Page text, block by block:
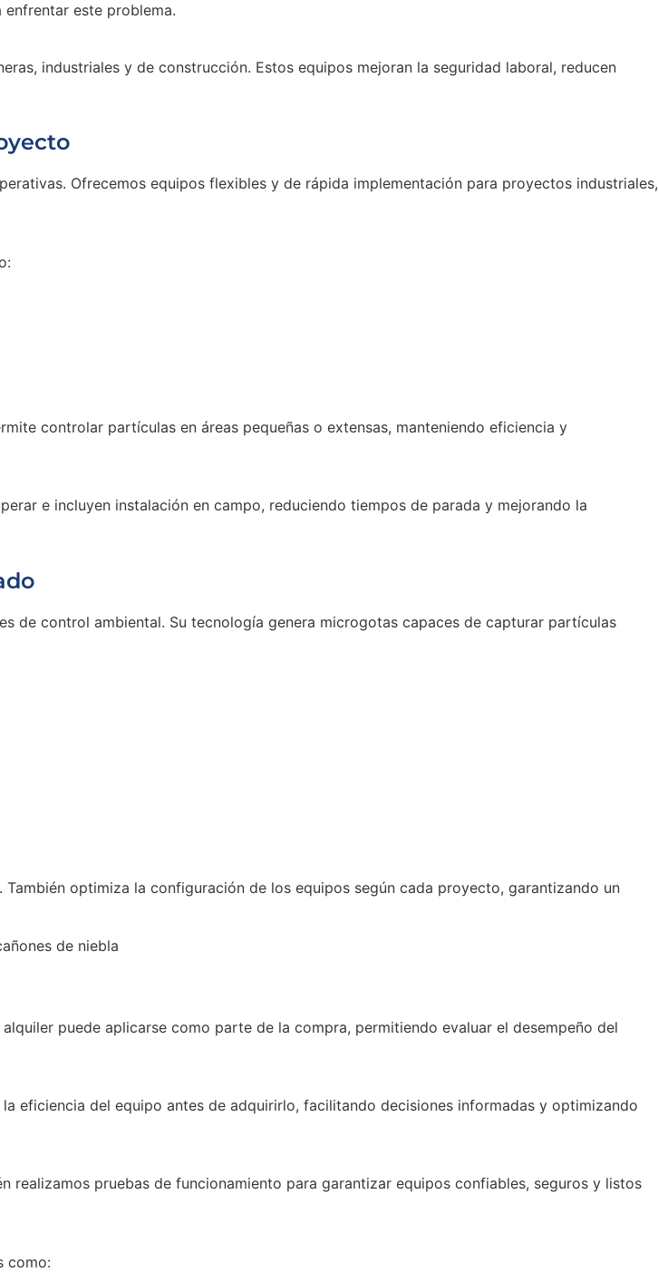
enfrentar este problema.
industriales y de construcción. Estos equipos mejoran la seguridad laboral, reducen
Ofrecemos equipos flexibles y de rápida implementación para proyectos industriales,
controlar partículas en áreas pequeñas o extensas, manteniendo eficiencia y
e incluyen instalación en campo, reduciendo tiempos de parada y mejorando la
de control ambiental. Su tecnología genera microgotas capaces de capturar partículas
optimiza la configuración de los equipos según cada proyecto, garantizando un
puede aplicarse como parte de la compra, permitiendo evaluar el desempeño del
eficiencia del equipo antes de adquirirlo, facilitando decisiones informadas y optimizando
realizamos pruebas de funcionamiento para garantizar equipos confiables, seguros y listos
como: